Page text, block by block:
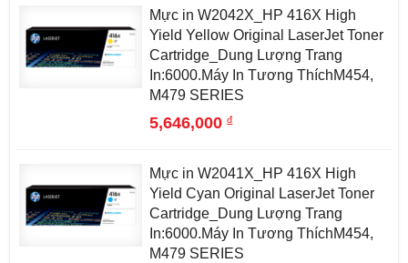
Mực in W2042X_HP 416X High
Yield Yellow Original LaserJet Toner
Cartridge_Dung Lượng Trang
In:6000.Máy In Tương ThíchM454,
M479 SERIES
5,646,000đ
Mực in W2041X_HP 416X High
Yield Cyan Original LaserJet Toner
Cartridge_Dung Lượng Trang
In:6000.Máy In Tương ThíchM454,
M479 SERIES